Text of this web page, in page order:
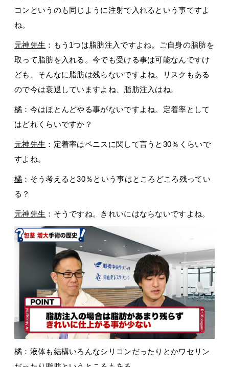
コンというのも同じように注射で入れるという事ですよ
ね。
元神先生 ：もう1つは脂肪注入ですよね。ご自身の脂肪を
取って脂肪を入れる。今でも受ける事は可能なんですけ
ども、そんなに脂肪は残らないですよね。リスクもある
ので今は衰退していますよね、脂肪注入はね。
橘 ：今はほとんどやる事がないですよね。定着率として
はどれくらいですか？
元神先生 ：定着率はペニスに関して言うと30％くらいで
すよね。
橘 ：そう考えると30％という事はところどころ残ってい
る？
元神先生 ：そうですね。きれいにはならないですよね。
橘 ：液体も結構いろんなシリコンだったりとかワセリン